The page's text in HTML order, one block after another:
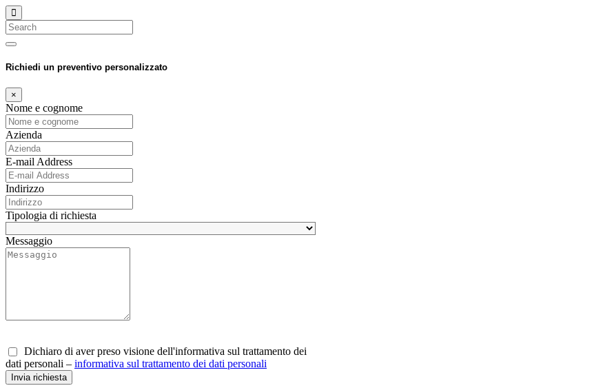
Search
Richiedi un preventivo personalizzato
×
Nome e cognome
Azienda
E-mail Address
Indirizzo
Tipologia di richiesta
Messaggio
Dichiaro di aver preso visione dell'informativa sul trattamento dei
dati personali – informativa sul trattamento dei dati personali